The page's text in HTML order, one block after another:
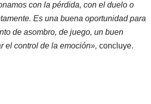
con la pérdida, con el duelo o
Es una buena oportunidad para
de asombro, de juego, un buen
el control de la emoción», concluye.